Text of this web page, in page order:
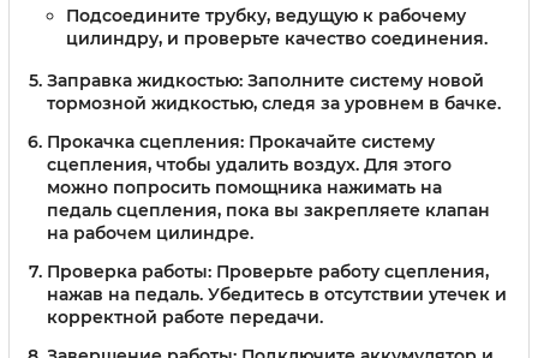
Подсоедините трубку, ведущую к рабочему
цилиндру, и проверьте качество соединения.
Заправка жидкостью: Заполните систему новой
тормозной жидкостью, следя за уровнем в бачке.
Прокачка сцепления: Прокачайте систему
сцепления, чтобы удалить воздух. Для этого
можно попросить помощника нажимать на
педаль сцепления, пока вы закрепляете клапан
на рабочем цилиндре.
Проверка работы: Проверьте работу сцепления,
нажав на педаль. Убедитесь в отсутствии утечек и
корректной работе передачи.